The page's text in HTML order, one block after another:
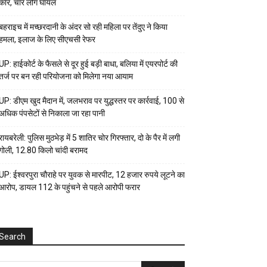
चार लोग घायल
में मच्छरदानी के अंदर सो रही महिला पर तेंदुए ने किया
इलाज के लिए सीएचसी रेफर
हाईकोर्ट के फैसले से दूर हुई बड़ी बाधा, बलिया में एयरपोर्ट की
पर बन रही परियोजना को मिलेगा नया आयाम
डीएम खुद मैदान में, जलभराव पर युद्धस्तर पर कार्रवाई, 100 से
पंपसेटों से निकाला जा रहा पानी
पुलिस मुठभेड़ में 5 शातिर चोर गिरफ्तार, दो के पैर में लगी
12.80 किलो चांदी बरामद
ईश्वरपुरा चौराहे पर युवक से मारपीट, 12 हजार रुपये लूटने का
डायल 112 के पहुंचने से पहले आरोपी फरार